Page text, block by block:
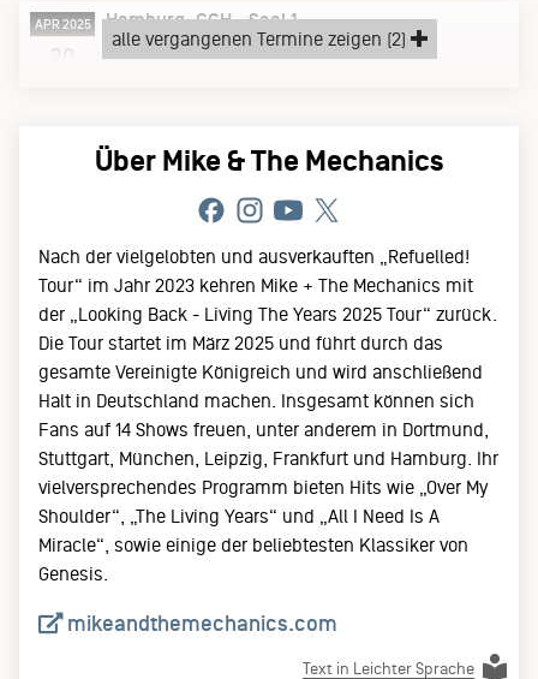
APR 2025 Hamburg CCH - Saal 1
Mittwoch, 30.04.25
alle vergangenen Termine zeigen (2)
Über Mike & The Mechanics
Nach der vielgelobten und ausverkauften „Refuelled!
Tour“ im Jahr 2023 kehren Mike + The Mechanics mit
der „Looking Back - Living The Years 2025 Tour“ zurück.
Die Tour startet im März 2025 und führt durch das
gesamte Vereinigte Königreich und wird anschließend
Halt in Deutschland machen. Insgesamt können sich
Fans auf 14 Shows freuen, unter anderem in Dortmund,
Stuttgart, München, Leipzig, Frankfurt und Hamburg. Ihr
vielversprechendes Programm bieten Hits wie „Over My
Shoulder“, „The Living Years“ und „All I Need Is A
Miracle“, sowie einige der beliebtesten Klassiker von
Genesis.
mikeandthemechanics.com
Text in Leichter Sprache